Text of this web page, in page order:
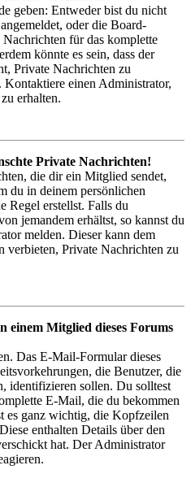
geben: Entweder bist du nicht
oder die Board-
für das komplette
könnte es sein, dass der
Private Nachrichten zu
Kontaktiere einen Administrator,
erhalten.
Private Nachrichten!
die dir ein Mitglied sendet,
du in deinem persönlichen
Regel erstellst. Falls du
jemandem erhältst, so kannst du
melden. Dieser kann dem
verbieten, Private Nachrichten zu
einem Mitglied dieses Forums
Das E-Mail-Formular dieses
die Benutzer, die
identifizieren sollen. Du solltest
E-Mail, die du bekommen
es ganz wichtig, die Kopfzeilen
enthalten Details über den
hat. Der Administrator